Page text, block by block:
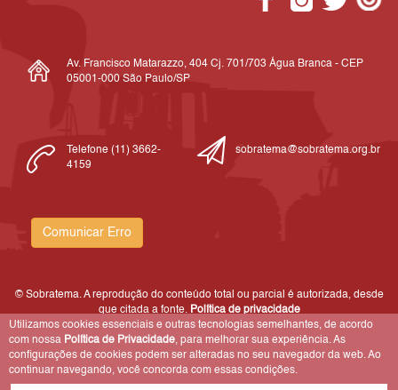
Av. Francisco Matarazzo, 404 Cj. 701/703 Água Branca - CEP
05001-000 São Paulo/SP
Telefone (11) 3662-
4159
sobratema@sobratema.org.br
Comunicar Erro
© Sobratema. A reprodução do conteúdo total ou parcial é autorizada, desde
que citada a fonte. Política de privacidade
Utilizamos cookies essenciais e outras tecnologias semelhantes, de acordo
com nossa Política de Privacidade, para melhorar sua experiência. As
configurações de cookies podem ser alteradas no seu navegador da web. Ao
continuar navegando, você concorda com essas condições.